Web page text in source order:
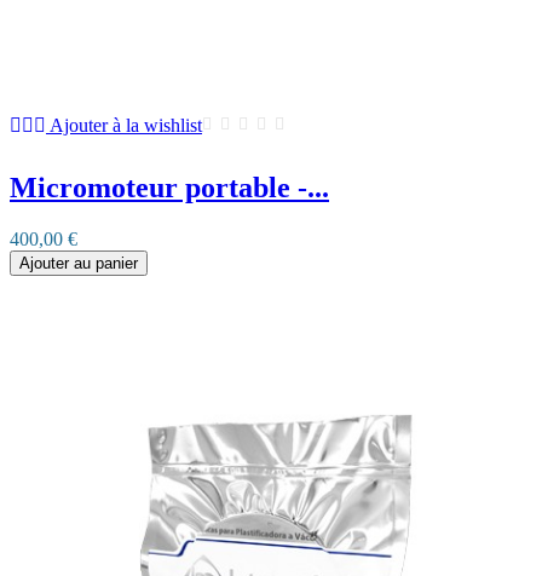
Ajouter à la wishlist
Micromoteur portable -...
400,00 €
Ajouter au panier